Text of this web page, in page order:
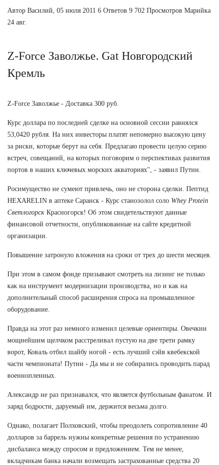
Автор Василий, 05 июля 2011 6 Ответов 9 702 Просмотров Марийка
24 авг.
Z-Force Заволжье. Gat Новгородский
Кремль
Z-Force Заволжье - Доставка 300 руб.
Курс доллара по последней сделке на основной сессии равнялся
53,0420 рубля. На них инвесторы платят непомерно высокую цену
за риски, которые берут на себя. Предлагаю провести целую серию
встреч, совещаний, на которых поговорим о перспективах развития
портов в наших ключевых морских акваториях", - заявил Путин.
Росимущество не сумеют привлечь, оно не сторона сделки. Пептид
HEXARELIN в аптеке Саранск - Курс станозолол соло Whey Protein
Светлогорск Красногорск! Об этом свидетельствуют данные
финансовой отчетности, опубликованные на сайте кредитной
организации.
Повышение затронуло вложения на сроки от трех до шести месяцев.
При этом в самом фонде призывают смотреть на лизинг не только
как на инструмент модернизации производства, но и как на
дополнительный способ расширения спроса на промышленное
оборудование.
Правда на этот раз немного изменил целевые ориентиры. Овечкин
мощнейшим щелчком расстреливал пустую на две трети рамку
ворот, Коваль отбил шайбу ногой - есть лучший сэйв квебекской
части чемпионата! Путин - Да мы и не собирались проводить парад
военнопленных.
Александр не раз признавался, что является футбольным фанатом. И
заряд бодрости, даруемый им, держится весьма долго.
Однако, полагает Полховский, чтобы преодолеть сопротивление 40
долларов за баррель нужны конкретные решения по устранению
дисбаланса между спросом и предложением. Тем не менее,
вкладчикам банка начали возмещать застрахованные средства 20